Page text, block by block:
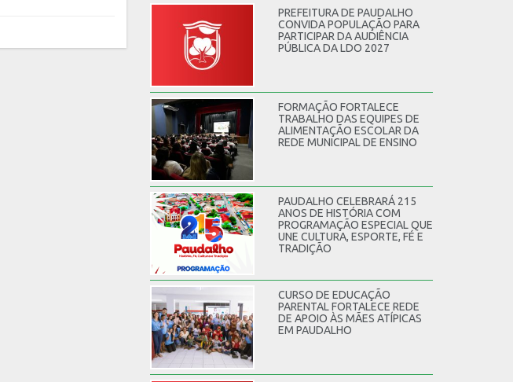
PREFEITURA DE PAUDALHO
CONVIDA POPULAÇÃO PARA
PARTICIPAR DA AUDIÊNCIA
PÚBLICA DA LDO 2027
FORMAÇÃO FORTALECE
TRABALHO DAS EQUIPES DE
ALIMENTAÇÃO ESCOLAR DA
REDE MUNICIPAL DE ENSINO
PAUDALHO CELEBRARÁ 215
ANOS DE HISTÓRIA COM
PROGRAMAÇÃO ESPECIAL QUE
UNE CULTURA, ESPORTE, FÉ E
TRADIÇÃO
CURSO DE EDUCAÇÃO
PARENTAL FORTALECE REDE
DE APOIO ÀS MÃES ATÍPICAS
EM PAUDALHO